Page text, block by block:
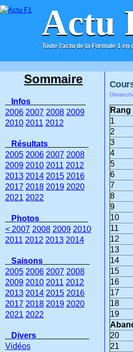
Actu
Toute l'actu de la Formule 1
ACCUEIL CONTACT
Rang
1
2
3
4
5
6
7
8
9
10
11
12
13
14
15
16
17
18
19
20
21
Sommaire
Infos
2006 2007 2008 2009
2010 2011 2012
Résultats
2005 2006 2007 2008
2009 2010 2011 2012
2013 2014 2015 2016
2017 2018 2019 2020
2021 2022
Photos
< 2007 2008 2009 2010
2011 2012 2013 2014
Saisons
2005 2006 2007 2008
2009 2010 2011 2012
2013 2014 2015 2016
2017 2018 2019 2020
2021 2022
Divers
Vidéos